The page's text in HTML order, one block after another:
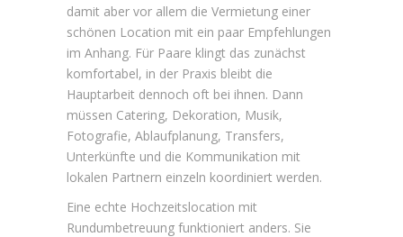
damit aber vor allem die Vermietung einer
schönen Location mit ein paar Empfehlungen
im Anhang. Für Paare klingt das zunächst
komfortabel, in der Praxis bleibt die
Hauptarbeit dennoch oft bei ihnen. Dann
müssen Catering, Dekoration, Musik,
Fotografie, Ablaufplanung, Transfers,
Unterkünfte und die Kommunikation mit
lokalen Partnern einzeln koordiniert werden.
Eine echte Hochzeitslocation mit
Rundumbetreuung funktioniert anders. Sie